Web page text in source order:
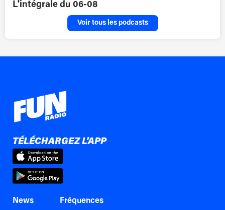
L'intégrale du 06-08
Voir tous les podcasts
TÉLÉCHARGEZ L'APP
News Fréquences